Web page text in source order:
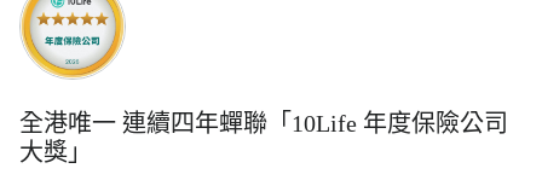
全港唯一 連續四年蟬聯「10Life 年度保險公司
大獎」